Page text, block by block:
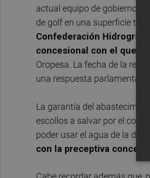
actual equipo de gobierno y
de golf en una superficie
Confederación
concesional con el que
Oropesa. La fecha de la
una respuesta
La garantía del
escollos a salvar por el
poder usar el agua de la
con la preceptiva